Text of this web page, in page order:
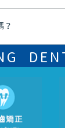
轉算收取費用，而
？
聯絡我們，
日期及時段